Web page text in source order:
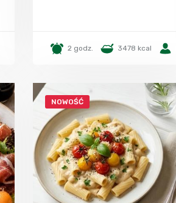
2 godz. 3478 kcal
NOWOŚĆ